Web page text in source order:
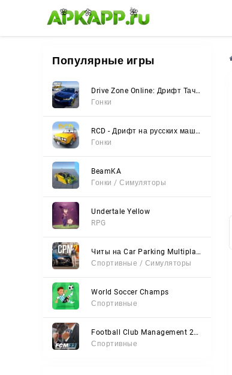
🌸 🌼 🌺
Популярные игры
Drive Zone Online: Дрифт Тачки
Гонки
RCD - Дрифт на русских машинах
Гонки
BeamKA
Гонки / Симуляторы
Undertale Yellow
RPG
Читы на Car Parking Multiplayer 2 (Все открыто, Мод-Меню)
Спортивные / Симуляторы
World Soccer Champs
Спортивные
Football Club Management 2023
Спортивные